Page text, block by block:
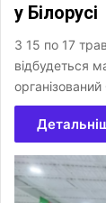
у Білорусі
З 15 по 17
відбудеться